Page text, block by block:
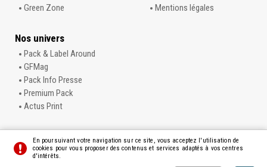
Green Zone
Mentions légales
Nos univers
Pack & Label Around
GFMag
Pack Info Presse
Premium Pack
Actus Print
Préférences Crédits
En poursuivant votre navigation sur ce site, vous acceptez l'utilisation de
cookies pour vous proposer des contenus et services adaptés à vos centres
d'intérêts.